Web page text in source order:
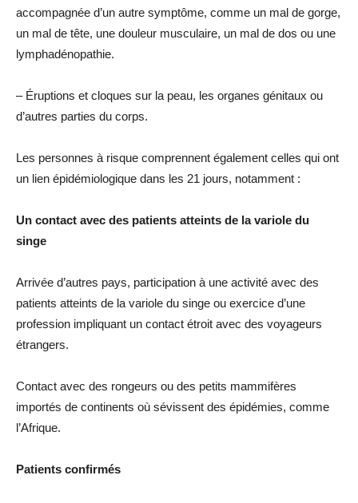
accompagnée d’un autre symptôme, comme un mal de gorge,
un mal de tête, une douleur musculaire, un mal de dos ou une
lymphadénopathie.
– Éruptions et cloques sur la peau, les organes génitaux ou
d’autres parties du corps.
Les personnes à risque comprennent également celles qui ont
un lien épidémiologique dans les 21 jours, notamment :
Un contact avec des patients atteints de la variole du
singe
Arrivée d’autres pays, participation à une activité avec des
patients atteints de la variole du singe ou exercice d’une
profession impliquant un contact étroit avec des voyageurs
étrangers.
Contact avec des rongeurs ou des petits mammifères
importés de continents où sévissent des épidémies, comme
l’Afrique.
Patients confirmés